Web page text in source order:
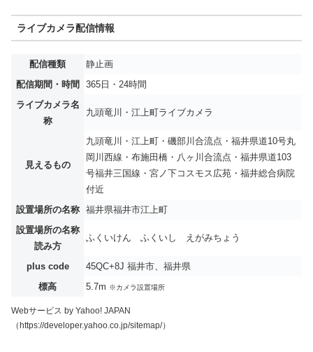
ライブカメラ配信情報
配信種類
静止画
配信期間・時間
365日・24時間
ライブカメラ名
称
九頭竜川・江上町ライブカメラ
見えるもの
九頭竜川・江上町・磯部川合流点・福井県道10号丸
岡川西線・布施田橋・八ヶ川合流点・福井県道103
号福井三国線・宮ノ下コスモス広苑・福井総合病院
付近
設置場所の名称
福井県福井市江上町
設置場所の名称
読み方
ふくいけん ふくいし えがみちょう
plus code
45QC+8J 福井市、福井県
標高
5.7m ※カメラ設置場所
Webサービス by Yahoo! JAPAN
（https://developer.yahoo.co.jp/sitemap/）